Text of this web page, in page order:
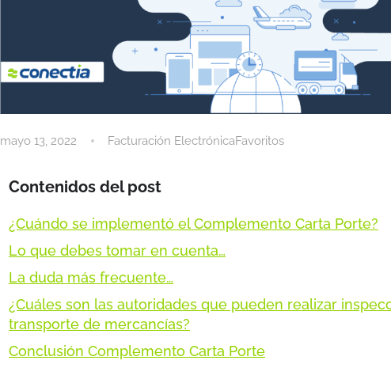
mayo 13, 2022 Facturación ElectrónicaFavoritos
Contenidos del post
¿Cuándo se implementó el Complemento Carta Porte?
Lo que debes tomar en cuenta…
La duda más frecuente…
¿Cuáles son las autoridades que pueden realizar
transporte de mercancías?
Conclusión Complemento Carta Porte